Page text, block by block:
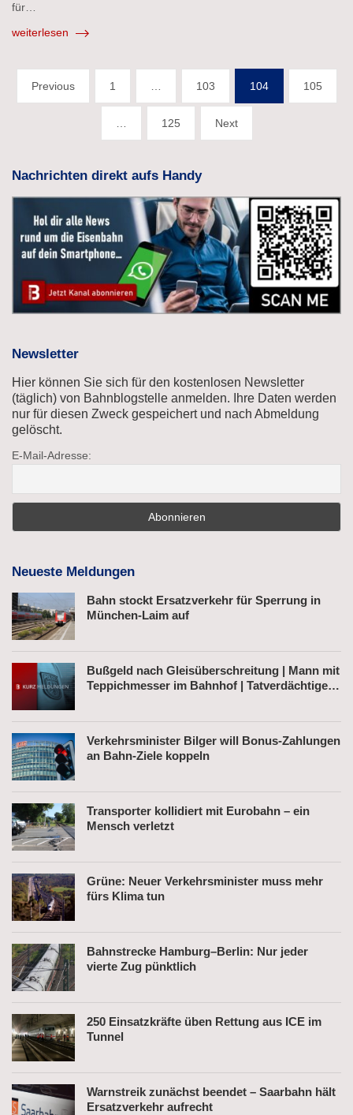
für…
weiterlesen
Seitennummerierung
der
Previous 1 103 104 105
125 Next
Nachrichten direkt aufs Handy
Newsletter
Hier können Sie sich für den kostenlosen Newsletter
(täglich) von Bahnblogstelle anmelden. Ihre Daten werden
nur für diesen Zweck gespeichert und nach Abmeldung
gelöscht.
E-Mail-Adresse:
Neueste Meldungen
Bahn stockt Ersatzverkehr für Sperrung in
München-Laim auf
Bußgeld nach Gleisüberschreitung | Mann mit
Teppichmesser im Bahnhof | Tatverdächtiger
Verkehrsminister Bilger will Bonus-Zahlungen
an Bahn-Ziele koppeln
Transporter kollidiert mit Eurobahn – ein
Mensch verletzt
Grüne: Neuer Verkehrsminister muss mehr
fürs Klima tun
Bahnstrecke Hamburg–Berlin: Nur jeder
vierte Zug pünktlich
250 Einsatzkräfte üben Rettung aus ICE im
Tunnel
Warnstreik zunächst beendet – Saarbahn hält
Ersatzverkehr aufrecht